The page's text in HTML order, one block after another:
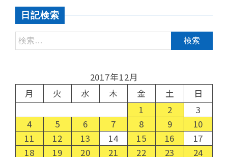
日記検索
2017年12月
月
火 水 木 金 土
日
1
2
3
4
5 6 7 8 9
10
11
12 13 14 15 16
17
18
19 20 21 22 23 24